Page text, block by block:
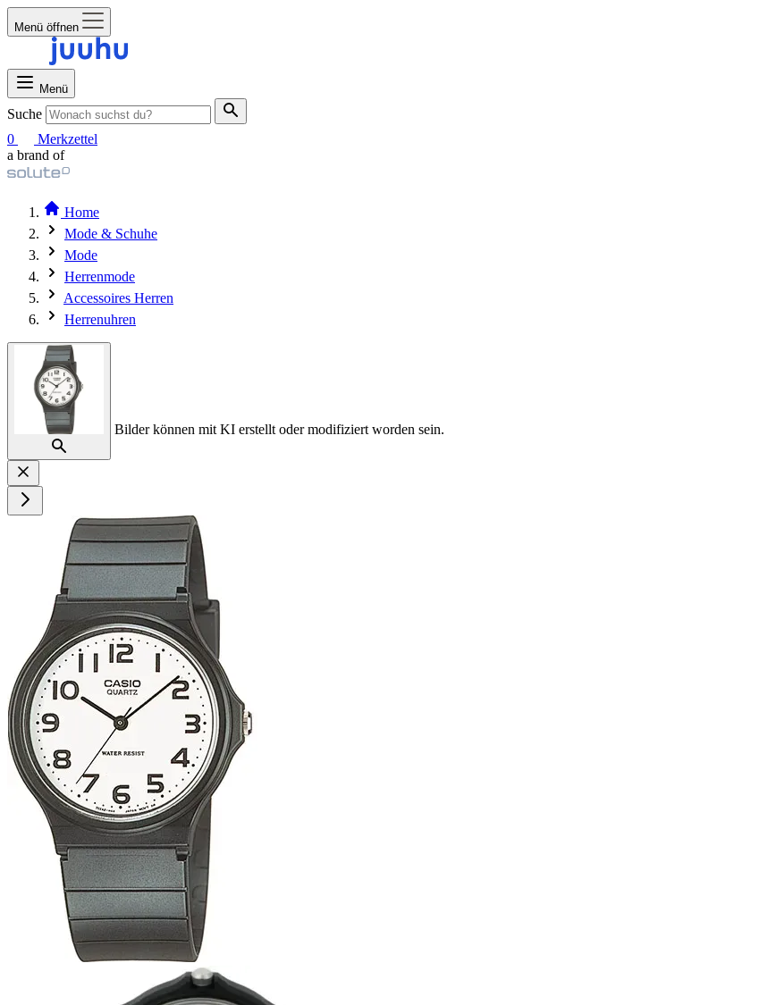
Menü öffnen
Menü
Suche
0
Merkzettel
a brand of
Home
Mode & Schuhe
Mode
Herrenmode
Accessoires Herren
Herrenuhren
Bilder können mit KI erstellt oder modifiziert worden sein.